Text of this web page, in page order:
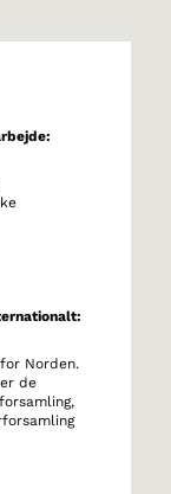
Norden.
de